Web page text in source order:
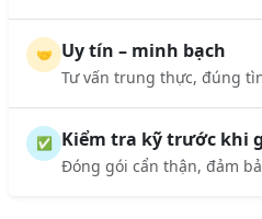
🤝 Uy tín – minh bạch
Tư vấn trung thực, đúng
✅ Kiểm tra kỹ trước khi
Đóng gói cẩn thận, đảm